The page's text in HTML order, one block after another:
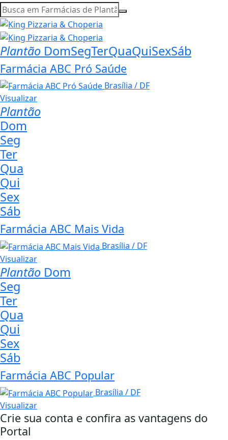
Plantão DomSegTerQuaQuiSexSáb
Farmácia ABC Pró Saúde
Brasília / DF
Visualizar
Plantão
Dom
Seg
Ter
Qua
Qui
Sex
Sáb
Farmácia ABC Mais Vida
Brasília / DF
Visualizar
Plantão Dom
Seg
Ter
Qua
Qui
Sex
Sáb
Farmácia ABC Popular
Brasília / DF
Visualizar
Crie sua conta e confira as vantagens do
Portal